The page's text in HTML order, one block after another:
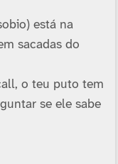
está na
sacadas do
o teu puto tem
se ele sabe